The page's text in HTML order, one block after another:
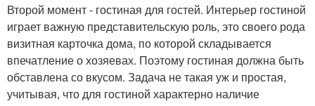
Второй момент - гостиная для гостей. Интерьер гостиной
играет важную представительскую роль, это своего рода
визитная карточка дома, по которой складывается
впечатление о хозяевах. Поэтому гостиная должна быть
обставлена со вкусом. Задача не такая уж и простая,
учитывая, что для гостиной характерно наличие